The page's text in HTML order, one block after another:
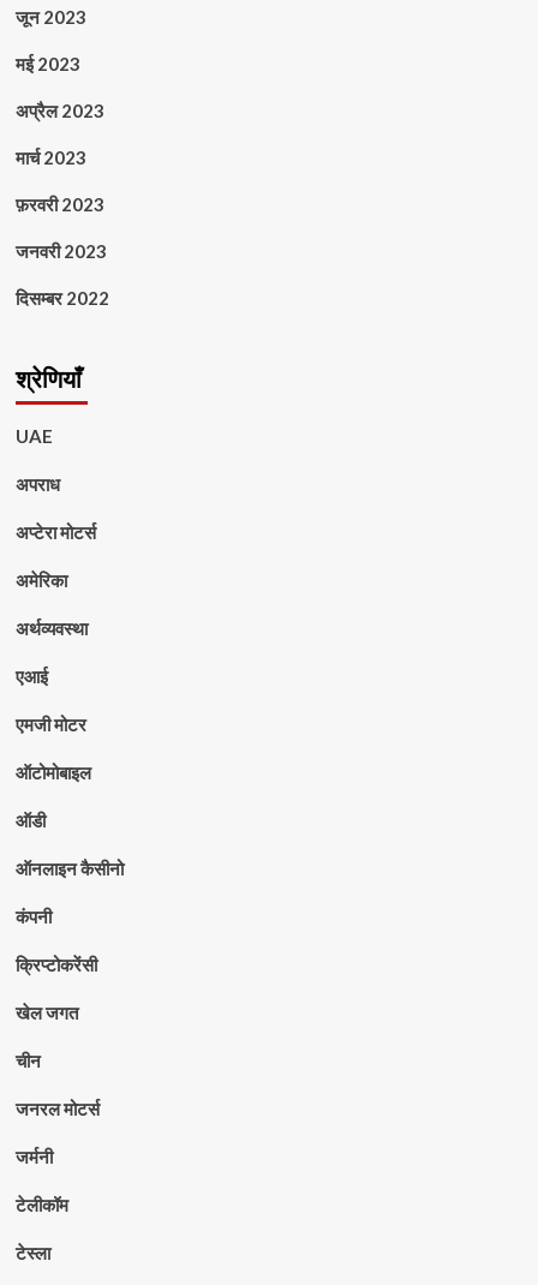
जून 2023
मई 2023
अप्रैल 2023
मार्च 2023
फ़रवरी 2023
जनवरी 2023
दिसम्बर 2022
श्रेणियाँ
UAE
अपराध
अप्टेरा मोटर्स
अमेरिका
अर्थव्यवस्था
एआई
एमजी मोटर
ऑटोमोबाइल
ऑडी
ऑनलाइन कैसीनो
कंपनी
क्रिप्टोकरेंसी
खेल जगत
चीन
जनरल मोटर्स
जर्मनी
टेलीकॉम
टेस्ला